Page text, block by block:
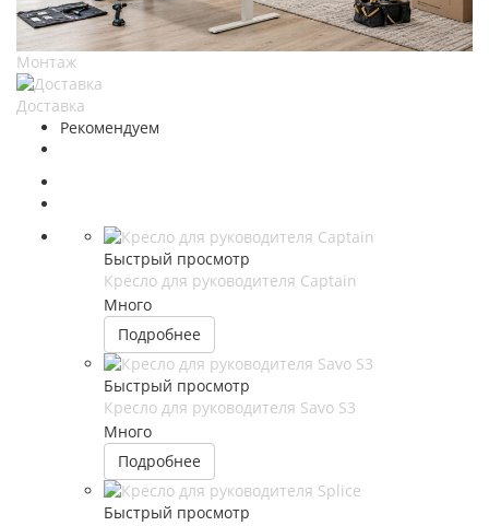
Монтаж
Доставка
Рекомендуем
Быстрый просмотр
Кресло для руководителя Captain
Много
Подробнее
Быстрый просмотр
Кресло для руководителя Savo S3
Много
Подробнее
Быстрый просмотр